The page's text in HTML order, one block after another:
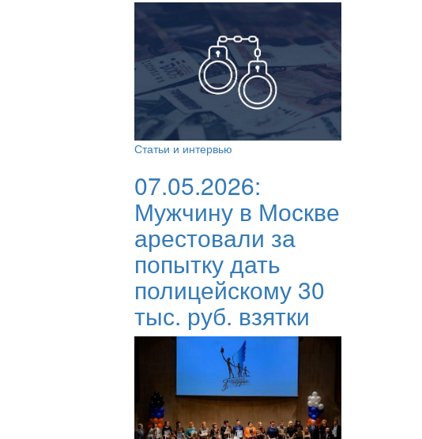
Статьи и интервью
07.05.2026:
Мужчину в Москве
арестовали за
попытку дать
полицейскому 30
тыс. руб. взятки